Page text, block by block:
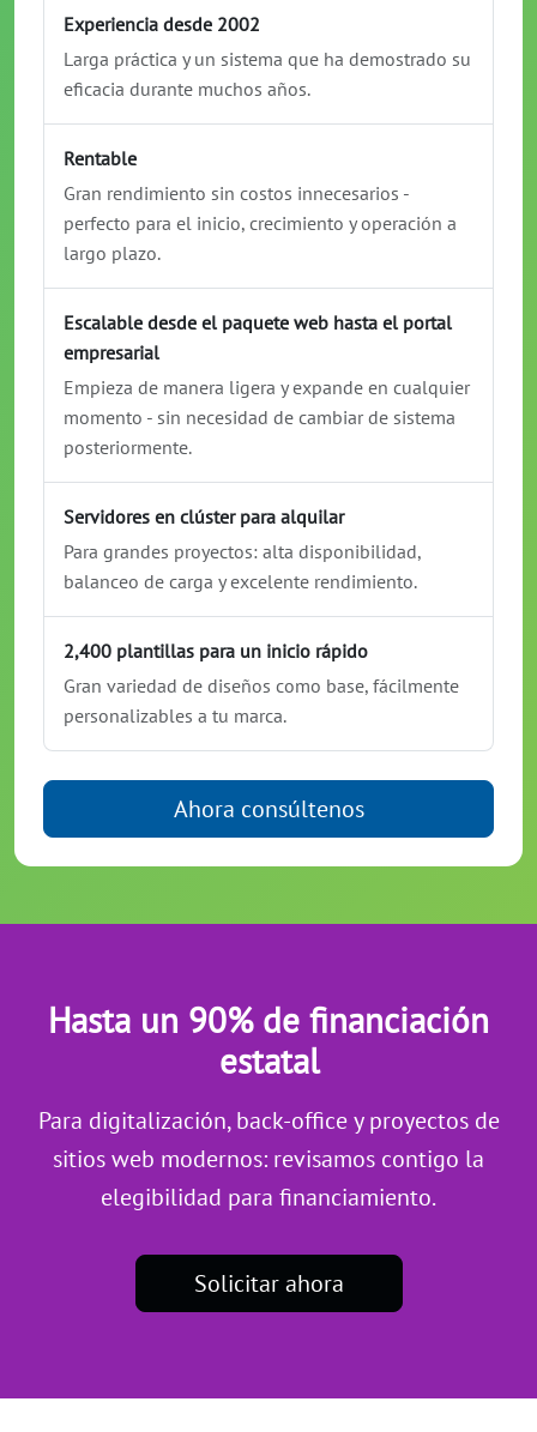
Experiencia desde 2002
Larga práctica y un sistema que ha demostrado su
eficacia durante muchos años.
Rentable
Gran rendimiento sin costos innecesarios -
perfecto para el inicio, crecimiento y operación a
largo plazo.
Escalable desde el paquete web hasta el portal
empresarial
Empieza de manera ligera y expande en cualquier
momento - sin necesidad de cambiar de sistema
posteriormente.
Servidores en clúster para alquilar
Para grandes proyectos: alta disponibilidad,
balanceo de carga y excelente rendimiento.
2,400 plantillas para un inicio rápido
Gran variedad de diseños como base, fácilmente
personalizables a tu marca.
Ahora consúltenos
Hasta un 90% de financiación
estatal
Para digitalización, back-office y proyectos de
sitios web modernos: revisamos contigo la
elegibilidad para financiamiento.
Solicitar ahora